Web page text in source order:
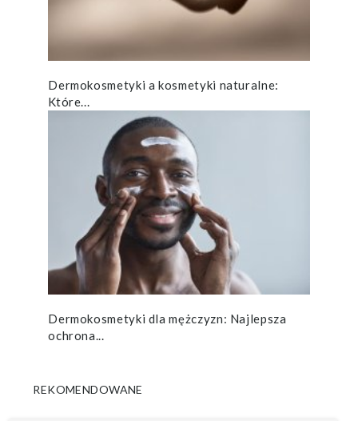
Dermokosmetyki a kosmetyki naturalne:
Które...
Dermokosmetyki dla mężczyzn: Najlepsza
ochrona...
REKOMENDOWANE